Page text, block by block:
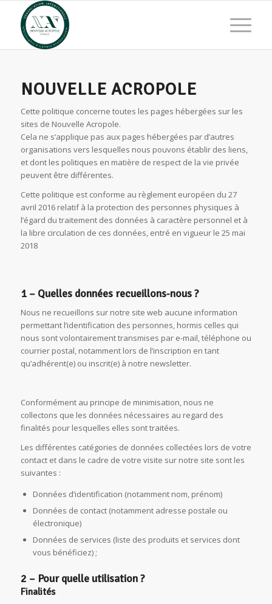
NOUVELLE ACROPOLE
Cette politique concerne toutes les pages hébergées sur les
sites de Nouvelle Acropole.
Cela ne s’applique pas aux pages hébergées par d’autres
organisations vers lesquelles nous pouvons établir des liens,
et dont les politiques en matière de respect de la vie privée
peuvent être différentes.
Cette politique est conforme au règlement européen du 27
avril 2016 relatif à la protection des personnes physiques à
l’égard du traitement des données à caractère personnel et à
la libre circulation de ces données, entré en vigueur le 25 mai
2018
1 – Quelles données recueillons-nous ?
Nous ne recueillons sur notre site web aucune information
permettant l’identification des personnes, hormis celles qui
nous sont volontairement transmises par e-mail, téléphone ou
courrier postal, notamment lors de l’inscription en tant
qu’adhérent(e) ou inscrit(e) à notre newsletter.
Conformément au principe de minimisation, nous ne
collectons que les données nécessaires au regard des
finalités pour lesquelles elles sont traitées.
Les différentes catégories de données collectées lors de votre
contact et dans le cadre de votre visite sur notre site sont les
suivantes :
Données d’identification (notamment nom, prénom)
Données de contact (notamment adresse postale ou
électronique)
Données de services (liste des produits et services dont
vous bénéficiez) ;
2 – Pour quelle utilisation ?
Finalités